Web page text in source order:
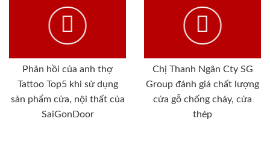
Phản hồi của anh thợ
Tattoo Top5 khi sử dụng
sản phẩm cửa, nội thất của
SaiGonDoor
Chị Thanh Ngân Cty SG
Group đánh giá chất lượng
cửa gỗ chống cháy, cửa
thép